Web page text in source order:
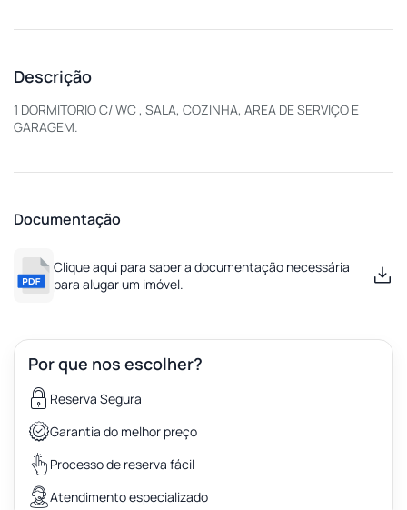
Descrição
1 DORMITORIO C/ WC , SALA, COZINHA, AREA DE SERVIÇO E
GARAGEM.
Documentação
Clique aqui para saber a documentação necessária
para alugar um imóvel.
Por que nos escolher?
Reserva Segura
Garantia do melhor preço
Processo de reserva fácil
Atendimento especializado